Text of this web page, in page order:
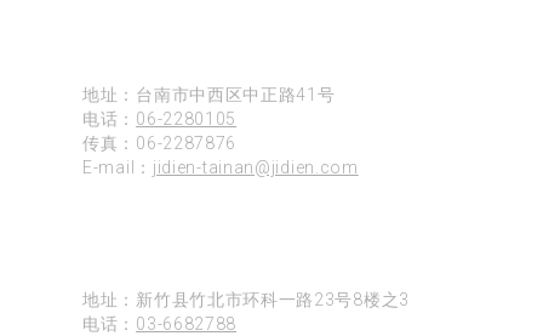
地址：台南市中西区中正路41号
电话： 06-2280105
传真：06-2287876
E-mail： jidien-tainan@jidien.com
地址：新竹县竹北市环科一路23号8楼之3
电话： 03-6682788